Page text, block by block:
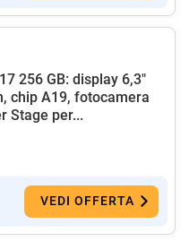
256 GB: display 6,3"
chip A19, fotocamera
Stage per...
VEDI OFFERTA